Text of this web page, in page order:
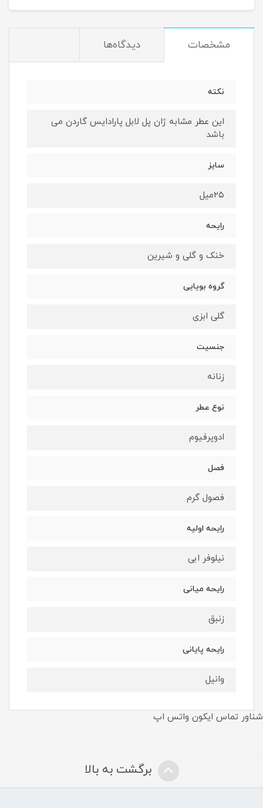
مشخصات دیدگاه‌ها
نکته
این عطر مشابه ژان پل لابل پارادايس گاردن می
باشد
سایز
۲۵میل
رایحه
خنک و گلی و شیرین
گروه بویایی
گلی ابزی
جنسیت
زنانه
نوع عطر
ادوپرفیوم
فصل
فصول گرم
رایحه اولیه
نیلوفر ابی
رایحه میانی
زنبق
رایحه پایانی
وانیل
شناور تماس ایکون واتس اپ
برگشت به بالا